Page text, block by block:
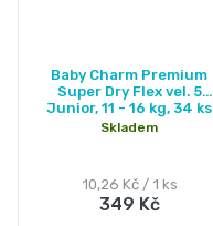
Baby Charm Premium
Super Dry Flex vel. 5
Junior, 11 - 16 kg, 34 ks
hodnocení
produktu
4,9
z
Skladem
349 Kč
Měrná
cena:
10,26 Kč / 1 ks